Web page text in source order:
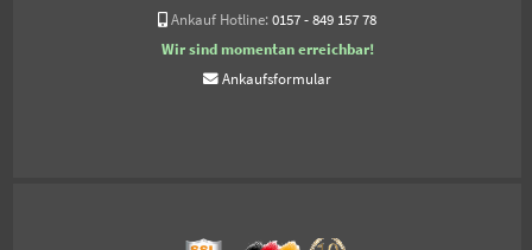
Ankauf Hotline: 0157 - 849 157 78
Wir sind momentan erreichbar!
Ankaufsformular